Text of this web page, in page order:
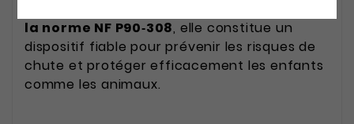
la norme NF P90‑308, elle constitue un
dispositif fiable pour prévenir les risques de
chute et protéger efficacement les enfants
comme les animaux.